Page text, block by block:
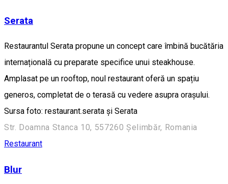
Serata
Restaurantul Serata propune un concept care îmbină bucătăria
internațională cu preparate specifice unui steakhouse.
Amplasat pe un rooftop, noul restaurant oferă un spațiu
generos, completat de o terasă cu vedere asupra orașului.
Sursa foto: restaurant.serata și Serata
Str. Doamna Stanca 10, 557260 Șelimbăr, Romania
Restaurant
Blur